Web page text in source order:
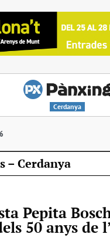
Cerdanya
– Cerdanya
Pepita
50 anys de